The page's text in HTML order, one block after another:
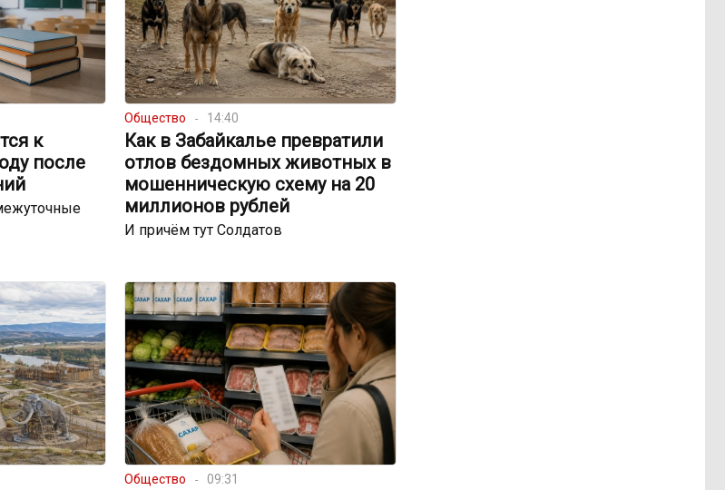
к
после
Общество 14:40
Как в Забайкалье превратили
отлов бездомных животных в
мошенническую схему на 20
миллионов рублей
И причём тут Солдатов
Общество 09:31